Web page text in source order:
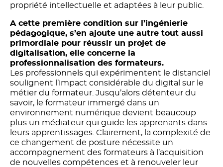
propriété intellectuelle et adaptées à leur public.
A cette première condition sur l’ingénierie
pédagogique, s’en ajoute une autre tout aussi
primordiale pour réussir un projet de
digitalisation, elle concerne la
professionnalisation des formateurs.
Les professionnels qui expérimentent le distanciel
soulignent l’impact considérable du digital sur le
métier du formateur. Jusqu’alors détenteur du
savoir, le formateur immergé dans un
environnement numérique devient beaucoup
plus un médiateur qui guide les apprenants dans
leurs apprentissages. Clairement, la complexité de
ce changement de posture nécessite un
accompagnement des formateurs à l’acquisition
de nouvelles compétences et à renouveler leur